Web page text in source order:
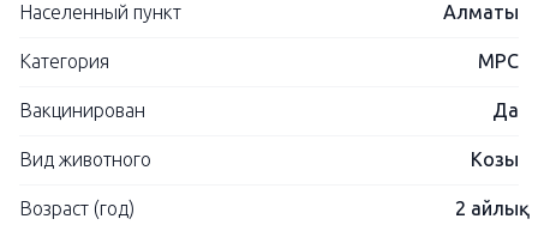
Населенный пункт Алматы
Категория МРС
Вакцинирован Да
Вид животного Козы
Возраст (год) 2 айлық